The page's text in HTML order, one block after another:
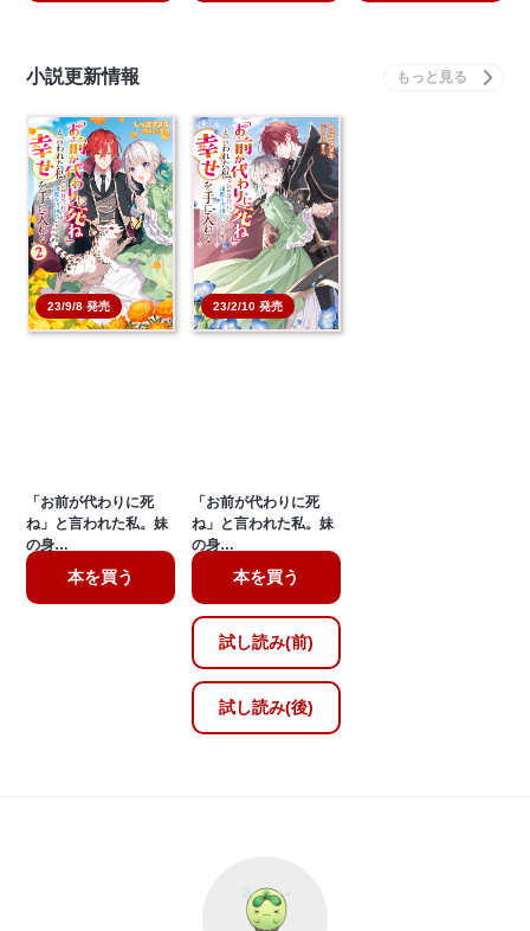
小説更新情報
23/9/8 発売
「お前が代わりに死
ね」と言われた私。妹
の身…
本を買う
23/2/10 発売
「お前が代わりに死
ね」と言われた私。妹
の身…
本を買う
試し読み(前)
試し読み(後)